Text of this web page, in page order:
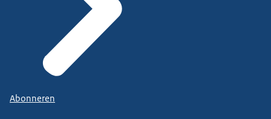
Abonneren